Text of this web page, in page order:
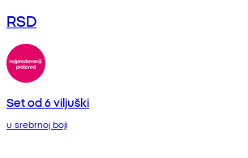
RSD
Set od 6 viljuški
u srebrnoj boji